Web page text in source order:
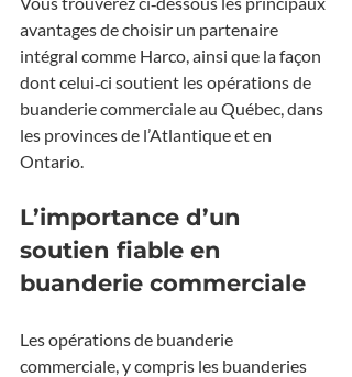
avantages de choisir un partenaire
intégral comme Harco, ainsi que la façon
dont celui‑ci soutient les opérations de
buanderie commerciale au Québec, dans
les provinces de l’Atlantique et en
Ontario.
L’importance d’un
soutien fiable en
buanderie commerciale
Les opérations de buanderie
commerciale, y compris les buanderies